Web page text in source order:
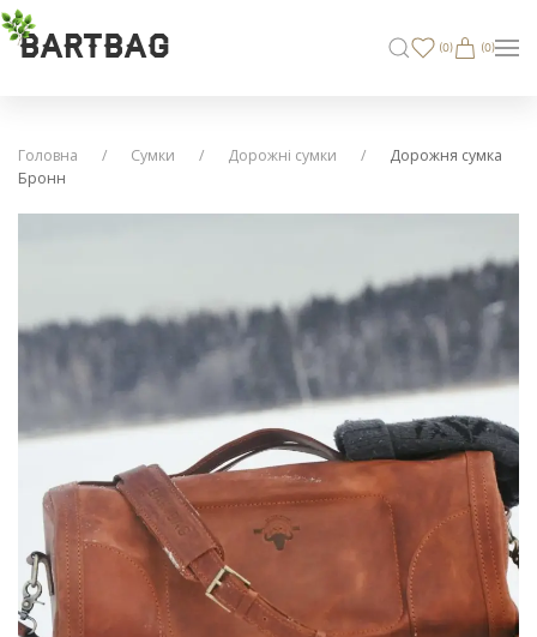
BARTBAG (0) (0)
Головна Сумки Дорожні сумки
Дорожня сумка
Бронн